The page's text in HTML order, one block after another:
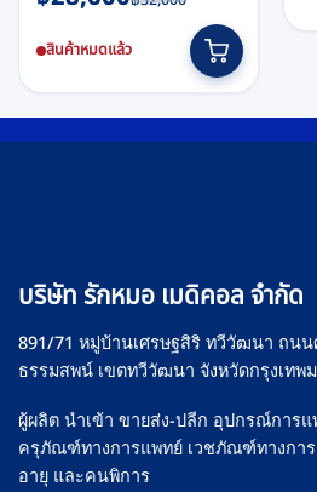
was:
is:สินค้าหมดแล้ว
บริษัท รักหมอ เมดิคอล จำกัด
891/71 หมู่บ้านเศรษฐสิริ ทวีวัฒนา ถน
ธรรมสพน์ เขตทวีวัฒนา จังหวัดกรุงเทพ
ผู้ผลิต นำเข้า ขายส่ง-ปลีก อุปกรณ์การ
ครุภัณฑ์ทางการแพทย์ เวชภัณฑ์ทางกา
อายุ และคนพิการ